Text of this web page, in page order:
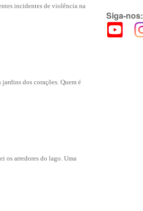
incidentes de violência na
dos corações. Quem é
os arredores do lago. Uma
Siga-nos: